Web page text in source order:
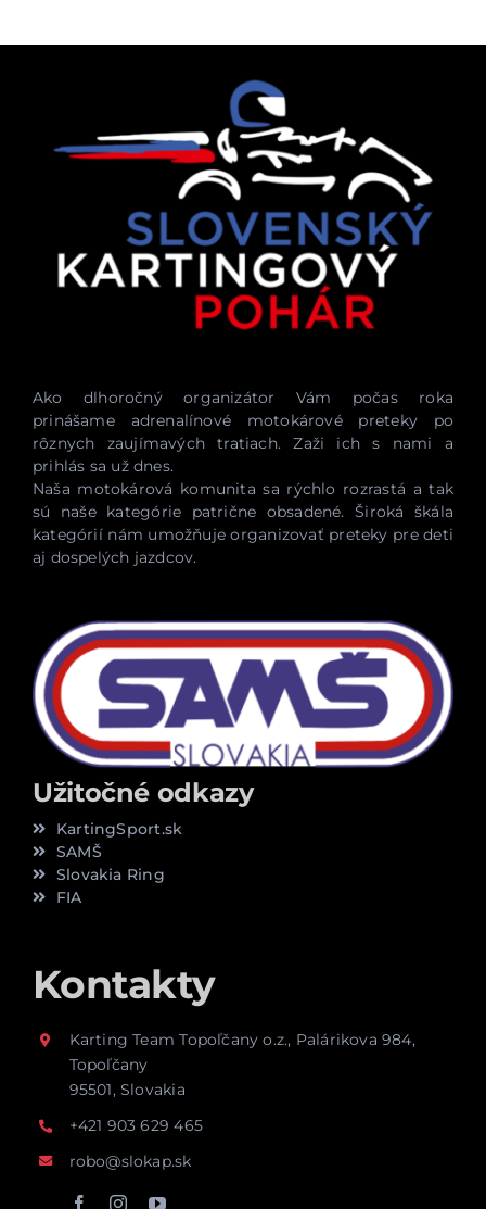
Ako dlhoročný organizátor Vám počas roka
prinášame adrenalínové motokárové preteky po
rôznych zaujímavých tratiach. Zaži ich s nami a
prihlás sa už dnes.
Naša motokárová komunita sa rýchlo rozrastá a tak
sú naše kategórie patrične obsadené. Široká škála
kategórií nám umožňuje organizovať preteky pre deti
aj dospelých jazdcov.
Užitočné odkazy
KartingSport.sk
SAMŠ
Slovakia Ring
FIA
Kontakty
Karting Team Topoľčany o.z., Palárikova 984,
Topoľčany
95501, Slovakia
+421 903 629 465
robo@slokap.sk